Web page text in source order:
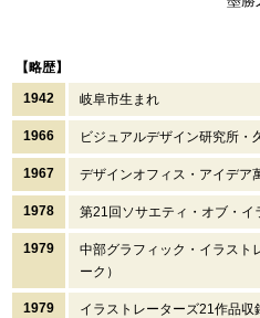
【略歴】
1942
岐阜市生まれ
1966 ビジュアルデザイン研究所・
1967 デザインオフィス・アイデア
1978 第21回ソサエティ・オブ・イ
1979
中部グラフィック・イラスト
ーク）
1979 イラストレーターズ21作品収